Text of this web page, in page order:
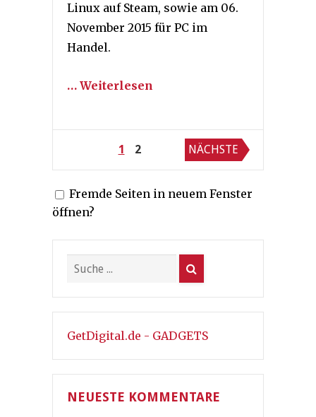
Linux auf Steam, sowie am 06.
November 2015 für PC im
Handel.
… Weiterlesen
Seitennummerierung
der
Beiträge
1 2 NÄCHSTE
Fremde Seiten in neuem Fenster
öffnen?
GetDigital.de - GADGETS
NEUESTE KOMMENTARE